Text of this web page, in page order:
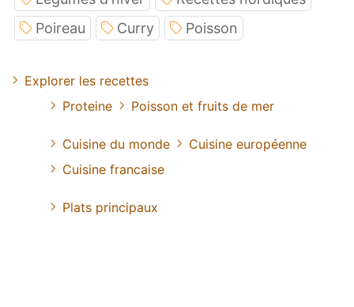
Poireau
Curry Poisson
Explorer les recettes
Proteine
Poisson et fruits de mer
Cuisine du monde
Cuisine européenne
Cuisine francaise
Plats principaux